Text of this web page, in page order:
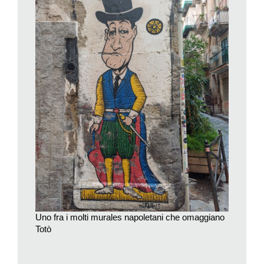
Al Rione Sanità, la scalinata dove Sophia Loren fu immortalata
mentre vendeva sigarette di contrabbando nel film di Vittorio
De Sica Ieri, oggi e domani (1963) è stata ribattezzata con il
nome dell’attrice. Rione Sanità è il luogo natale di Totò – la
modesta casa in cui «io lo nacqui» è meta di pellegrinaggio.
Ma è anche il quartiere dove, in alcune commedie di Eduardo,
la povera gente chiede grazie e numeri vincenti del Lotto ai
santi che sorvegliano gli incroci da apposite edicole. Ma oggi,
proprio all’angolo con Piazza Sanità, il santo da venerare è
Diego Armando Maradona: «Io non sono italiano, sono
napoletano» recita un altarino a lui votato.
Il mito del goleador ha trasformato i degradati Quartieri
Spagnoli in un’attrazione turistica con tanto di Museo
Maradona e di un mercato votato ai gadget del calciatore
argentino che regalò lo scudetto al Napoli. Tra i suoi vicoli c’è
anche il murale della Tarantina, l’ultimo femminiello del borgo,
Uno fra i molti murales napoletani che omaggiano
Totò